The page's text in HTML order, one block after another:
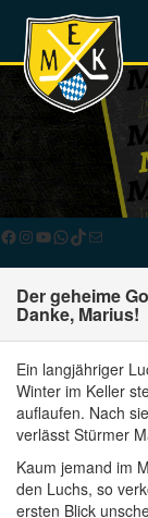
Facebook
Instagram
YouTube
WhatsApp
TikTok
E-Mail
Der geheime
Danke, Marius!
Ein langjähriger
Winter im Keller
auflaufen. Nach
verlässt Stürmer
Kaum jemand im
den Luchs, so
ersten Blick